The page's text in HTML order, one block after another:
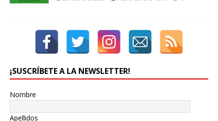
¡SUSCRÍBETE A LA NEWSLETTER!
Nombre
Apellidos